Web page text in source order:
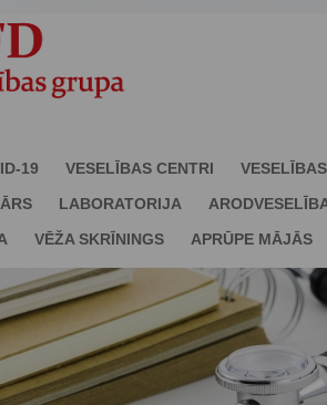
19 VESELĪBAS CENTRI
LABORATORIJA
VĒŽA SKRĪNINGS APRŪPE MĀJĀS